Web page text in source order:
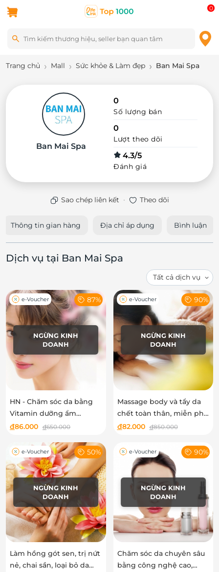
0
Trang chủ Mall Sức khỏe & Làm đẹp Ban Mai Spa
Ban Mai Spa
0
Số lượng bán
0
Lượt theo dõi
4.3/5
Đánh giá
Sao chép liên kết · Theo dõi
Thông tin gian hàng Địa chỉ áp dụng Bình luận
Dịch vụ tại Ban Mai Spa
NGỪNG KINH
DOANH
e-Voucher 87%
HN - Chăm sóc da bằng
Vitamin dưỡng ẩm
massage thư giãn tại Ban
đ86.000 đ650.000
NGỪNG KINH
DOANH
e-Voucher 90%
Massage body và tẩy da
chết toàn thân, miễn phí
xông hơi tại Ban Mai Spa
đ82.000 đ850.000
NGỪNG KINH
DOANH
e-Voucher 50%
Làm hồng gót sen, trị nứt
nẻ, chai sần, loại bỏ da
NGỪNG KINH
DOANH
e-Voucher 90%
Chăm sóc da chuyên sâu
bằng công nghệ cao,